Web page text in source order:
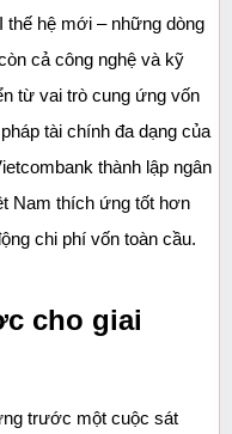
thế hệ mới – những dòng
cả công nghệ và kỹ
từ vai trò cung ứng vốn
tài chính đa dạng của
thành lập ngân
Nam thích ứng tốt hơn
chi phí vốn toàn cầu.
cho giai
trước một cuộc sát